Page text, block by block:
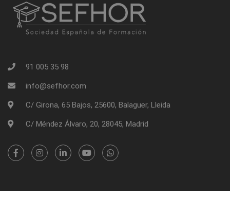
91 005 35 98
info@sefhor.com
C/ Girona, 65 Bajos, 25600, Balaguer, Lleida
C/ Méndez Álvaro, 20, 28045, Madrid